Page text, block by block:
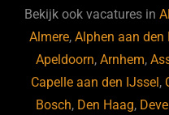
b
o
o
k
ky dI
n
Bekijk ook vacatures in
Almere,Alphen aan den
Apeldoorn,Arnhem,
Capelle aan den IJssel ,
Bosch, Den Haag,